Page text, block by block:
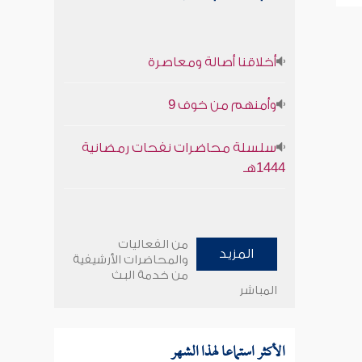
أخلاقنا أصالة ومعاصرة
وأمنهم من خوف 9
سلسلة محاضرات نفحات رمضانية
1444هـ
المزيد
من الفعاليات
والمحاضرات الأرشيفية
من خدمة البث
المباشر
الأكثر استماعا لهذا الشهر